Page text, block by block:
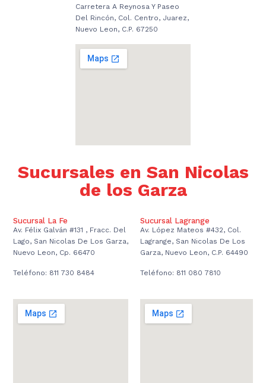
Carretera A Reynosa Y Paseo
Del Rincón, Col. Centro, Juarez,
Nuevo Leon, C.P. 67250
Sucursales en San Nicolas
de los Garza
Sucursal La Fe
Av. Félix Galván #131 , Fracc. Del
Lago, San Nicolas De Los Garza,
Nuevo Leon, Cp. 66470
Teléfono: 811 730 8484
Sucursal Lagrange
Av. López Mateos #432, Col.
Lagrange, San Nicolas De Los
Garza, Nuevo Leon, C.P. 64490
Teléfono: 811 080 7810